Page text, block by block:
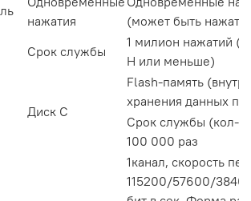
нажатия
(может быть нажата
Срок службы
1 милион нажатий
Н или меньше)
Диск С
Flash-память
хранения данных
Срок службы (кол-
100 000 раз
1канал, скорость
115200/57600/